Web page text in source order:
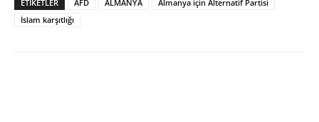
ETİKETLER AFD ALMANYA
Almanya için Alternatif Partisi
İslam karşıtlığı